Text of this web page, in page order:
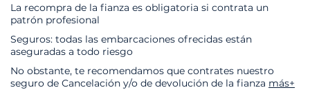
La recompra de la fianza es obligatoria si contrata un
patrón profesional
Seguros: todas las embarcaciones ofrecidas están
aseguradas a todo riesgo
No obstante, te recomendamos que contrates nuestro
seguro de Cancelación y/o de devolución de la fianza más+